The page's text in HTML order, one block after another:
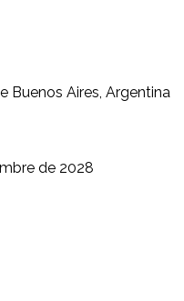
Buenos Aires, Argentina
de 2028